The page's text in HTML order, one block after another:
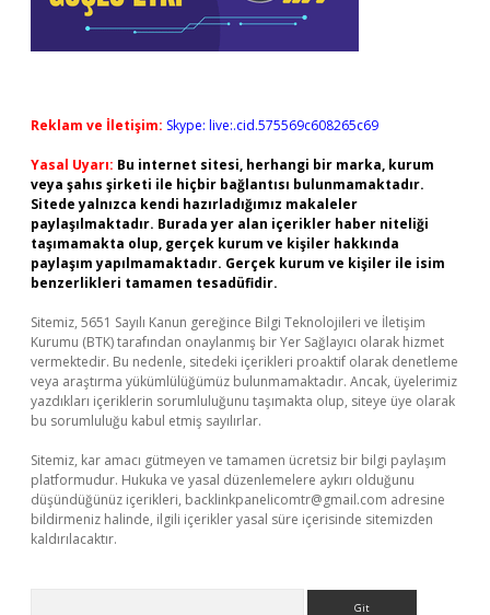
Reklam ve İletişim: Skype: live:.cid.575569c608265c69
Yasal Uyarı: Bu internet sitesi, herhangi bir marka, kurum
veya şahıs şirketi ile hiçbir bağlantısı bulunmamaktadır.
Sitede yalnızca kendi hazırladığımız makaleler
paylaşılmaktadır. Burada yer alan içerikler haber niteliği
taşımamakta olup, gerçek kurum ve kişiler hakkında
paylaşım yapılmamaktadır. Gerçek kurum ve kişiler ile isim
benzerlikleri tamamen tesadüfidir.
Sitemiz, 5651 Sayılı Kanun gereğince Bilgi Teknolojileri ve İletişim
Kurumu (BTK) tarafından onaylanmış bir Yer Sağlayıcı olarak hizmet
vermektedir. Bu nedenle, sitedeki içerikleri proaktif olarak denetleme
veya araştırma yükümlülüğümüz bulunmamaktadır. Ancak, üyelerimiz
yazdıkları içeriklerin sorumluluğunu taşımakta olup, siteye üye olarak
bu sorumluluğu kabul etmiş sayılırlar.
Sitemiz, kar amacı gütmeyen ve tamamen ücretsiz bir bilgi paylaşım
platformudur. Hukuka ve yasal düzenlemelere aykırı olduğunu
düşündüğünüz içerikleri, backlinkpanelicomtr@gmail.com adresine
bildirmeniz halinde, ilgili içerikler yasal süre içerisinde sitemizden
kaldırılacaktır.